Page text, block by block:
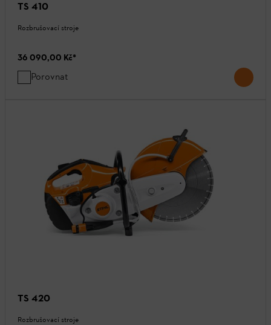
TS 410
Rozbrušovací stroje
36 090,00 Kč*
Porovnat
TS 420
Rozbrušovací stroje